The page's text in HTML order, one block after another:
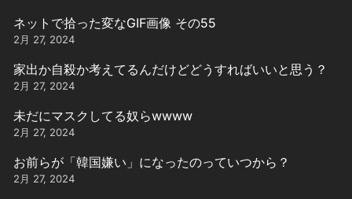
ネットで拾った変なGIF画像 その55
2月 27, 2024
家出か自殺か考えてるんだけどどうすればいいと思う？
2月 27, 2024
未だにマスクしてる奴らwwww
2月 27, 2024
お前らが「韓国嫌い」になったのっていつから？
2月 27, 2024